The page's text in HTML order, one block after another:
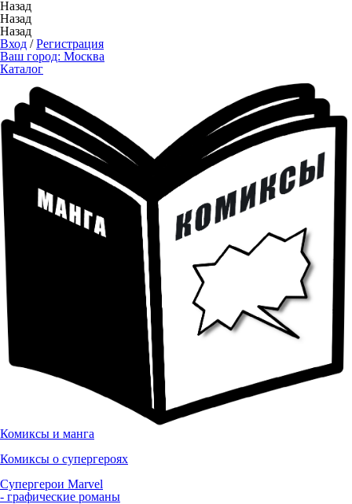
Назад
Назад
Назад
Вход /Регистрация
Ваш город: Москва
Каталог
Комиксы и манга
Комиксы о супергероях
Супергерои Marvel
- графические романы